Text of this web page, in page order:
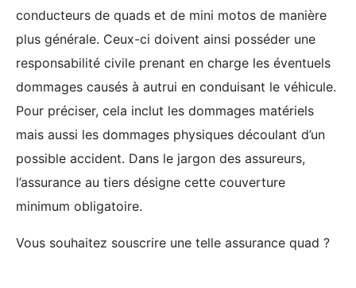
conducteurs de quads et de mini motos de manière
plus générale. Ceux-ci doivent ainsi posséder une
responsabilité civile prenant en charge les éventuels
dommages causés à autrui en conduisant le véhicule.
Pour préciser, cela inclut les dommages matériels
mais aussi les dommages physiques découlant d’un
possible accident. Dans le jargon des assureurs,
l’assurance au tiers désigne cette couverture
minimum obligatoire.
Vous souhaitez souscrire une telle assurance quad ?